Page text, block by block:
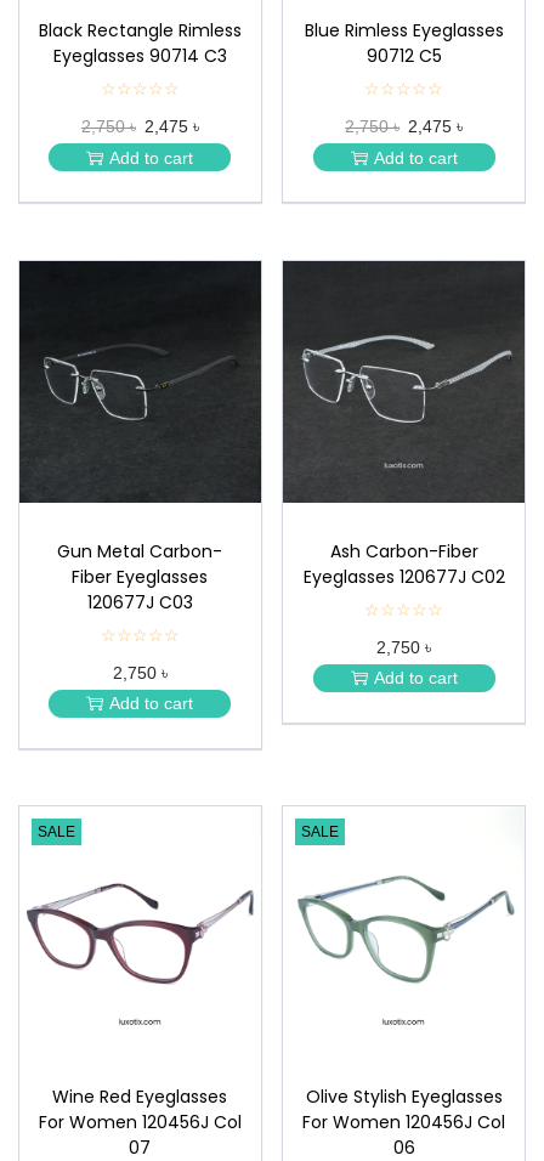
Black Rectangle Rimless
Eyeglasses 90714 C3
☆☆☆☆☆
★
★
★
★
2,750 ৳ 2,475 ৳
Add to cart
Blue Rimless Eyeglasses
90712 C5
☆☆☆☆☆
★
★
★
★
2,750 ৳ 2,475 ৳
Add to cart
Gun Metal Carbon-
Fiber Eyeglasses
120677J C03
☆☆☆☆☆
★
★
★
★
2,750 ৳
Add to cart
Ash Carbon-Fiber
Eyeglasses 120677J C02
☆☆☆☆☆
★
★
★
★
2,750 ৳
Add to cart
SALE
Wine Red Eyeglasses
For Women 120456J Col
07
SALE
Olive Stylish Eyeglasses
For Women 120456J Col
06